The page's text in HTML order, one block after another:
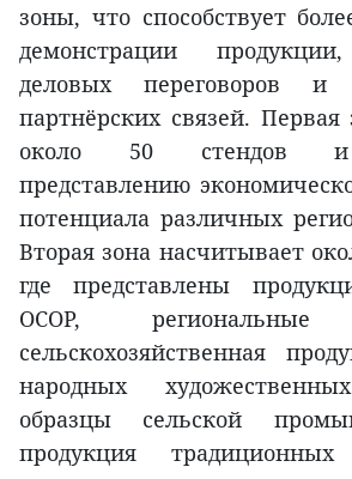
зоны, что способствует
демонстрации
деловых переговоров и
партнёрских связей.
около 50 стендов и
представлению
потенциала различных
Вторая зона насчитывает
где представлены
OCOP, региональные
сельскохозяйственная
народных
образцы сельской
продукция